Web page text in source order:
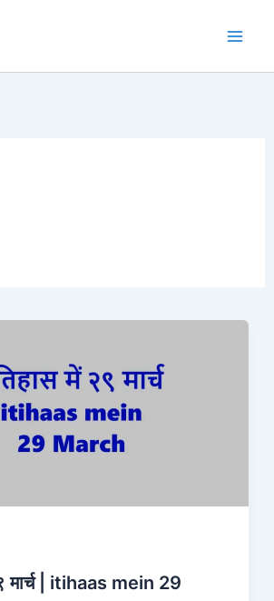
मार्च | itihaas mein 29